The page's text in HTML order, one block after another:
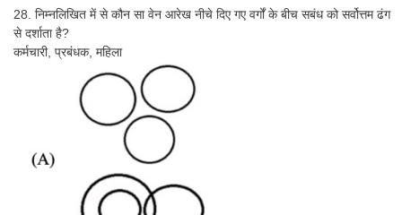
28. निम्नलिखित में से कौन सा वेन आरेख नीचे दिए गए वर्गों के बीच सबंध को सर्वोत्तम ढंग
से दर्शाता है?
कर्मचारी, प्रबंधक, महिला